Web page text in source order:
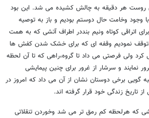
روست هر دقیقه به چالش کشیده می شد. این بود
با وجود وخامت حال دوستم بودیم و باز به توصیه
اتراقی کوتاه ونیم بنددر اطراف آتشی که به همت
نمودیم وقفه ای که برای خشک شدن کفش ها
ولی فرصتی می داد تا گروه،راهی که تا آن لحظه
نمایند و سرشار از غرور برای چنین پیمایشی
گویی برخی دوستان نشان از آن می داد که امروز در
تاریخ زندگی خود قرار گرفته اند.
که هرلحظه کم رمق تر می شد وخوردن تنقلاتی